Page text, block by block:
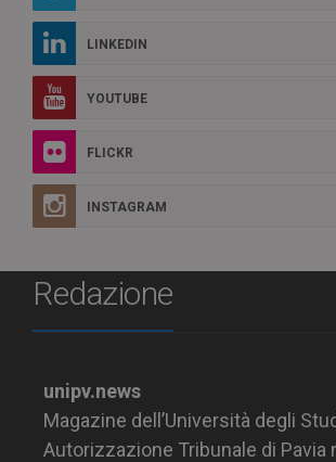
LINKEDIN
YOUTUBE
FLICKR
INSTAGRAM
Redazione
unipv.news
Magazine dell’Università degli
Autorizzazione Tribunale di Pavia